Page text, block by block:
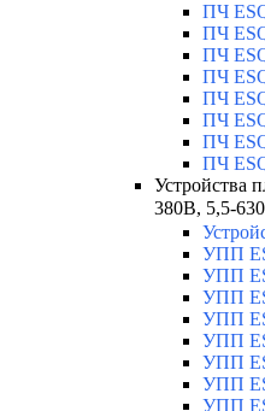
ПЧ
ПЧ
ПЧ
ПЧ
ПЧ
ПЧ
ПЧ
ПЧ
Устройства
380В, 5,5-
УПП
УПП
УПП
УПП
УПП
УПП
УПП
УПП